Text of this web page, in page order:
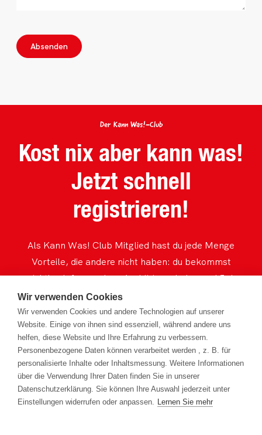
Absenden
Der Kann Was!-Club
Kost nix aber kann was!
Jetzt schnell
registrieren!
Als Kann Was! Club Mitglied hast du jede Menge
Vorteile, die andere nicht haben: du bekommst
wichtige Infos rund um Ausbildung, Lehre und Job
immer zuerst, kannst an spannenden Exkursionen,
fetten Gewinnspielen, Events und Projekten
teilnehmen. Und das völlig umsonst! Also, worauf
wartest du noch?
Jetzt mitmachen
Wir verwenden Cookies
Wir verwenden Cookies und andere Technologien auf unserer
Website. Einige von ihnen sind essenziell, während andere uns
helfen, diese Website und Ihre Erfahrung zu verbessern.
Personenbezogene Daten können verarbeitet werden , z. B. für
personalisierte Inhalte oder Inhaltsmessung. Weitere Informationen
über die Verwendung Ihrer Daten finden Sie in unserer
Datenschutzerklärung. Sie können Ihre Auswahl jederzeit unter
Einstellungen widerrufen oder anpassen. Lernen Sie mehr